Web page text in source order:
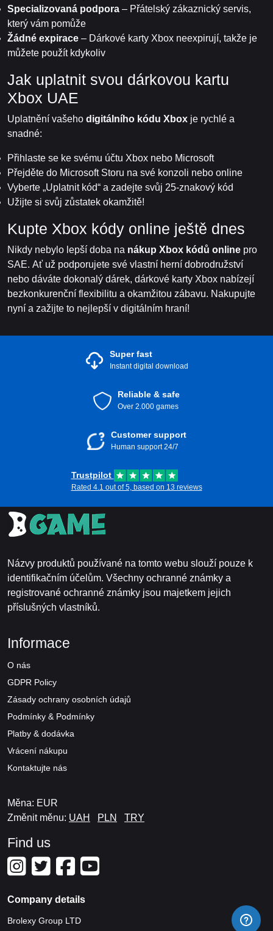
Specializovaná podpora – Přátelský zákaznický servis,
který vám pomůže
Žádné expirace – Dárkové karty Xbox neexpirují, takže je
můžete použít kdykoliv
Jak uplatnit svou dárkovou kartu
Xbox UAE
Uplatnění vašeho digitálního kódu Xbox je rychlé a
snadné:
Přihlaste se ke svému účtu Xbox nebo Microsoft
Přejděte do Microsoft Storu na své konzoli nebo online
Vyberte „Uplatnit kód“ a zadejte svůj 25-znakový kód
Užijte si svůj zůstatek okamžitě!
Kupte Xbox kódy online ještě dnes
Nikdy nebylo lepší doba na nákup Xbox kódů online pro
SAE. Ať už podporujete své vlastní herní dobrodružství
nebo dáváte dokonalý dárek, dárkové karty Xbox nabízejí
bezkonkurenční flexibilitu a okamžitou zábavu. Nakupujte
nyní a zažijte to nejlepší v digitálním hraní!
Super fast
Instant digital download
Reliable & safe
Over 2.000 games
Customer support
Human support 24/7
Trustpilot
Rated 4.1 out of 5, based on 13 reviews
Názvy produktů používané na tomto webu slouží pouze k
identifikačním účelům. Všechny ochranné známky a
registrované ochranné známky jsou majetkem jejich
příslušných vlastníků.
Informace
O nás
GDPR Policy
Zásady ochrany osobních údajů
Podmínky & Podmínky
Platby & dodávka
Vrácení nákupu
Kontaktujte nás
Měna: EUR
Změnit měnu: UAH PLN TRY
Find us
Company details
Brolexy Group LTD